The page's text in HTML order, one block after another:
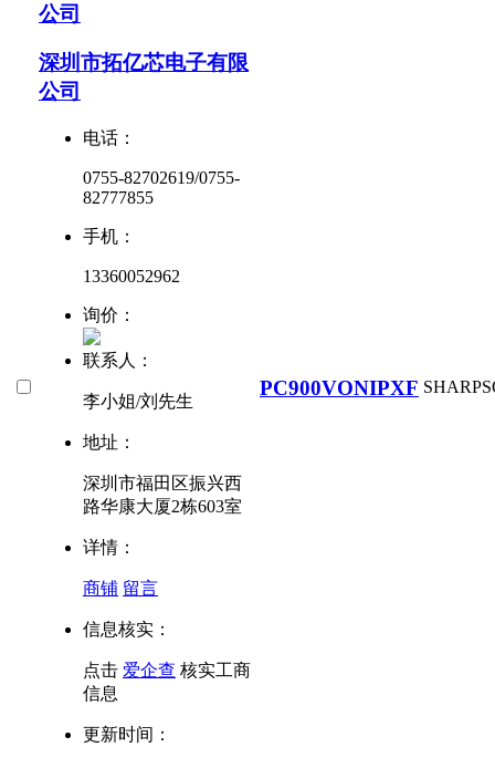
公司
深圳市拓亿芯电子有限
公司
电话：
0755-82702619/0755-
82777855
手机：
13360052962
询价：
联系人：
李小姐/刘先生
地址：
深圳市福田区振兴西
路华康大厦2栋603室
详情：
商铺 留言
信息核实：
点击 爱企查 核实工商
信息
更新时间：
PC900VONIPXF SHARP